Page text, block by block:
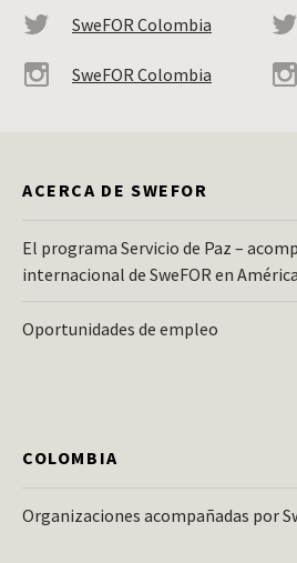
SweFOR Colombia
SweFOR Colombia
ACERCA DE SWEFOR
El programa Servicio de Paz –
internacional de SweFOR en
Oportunidades de empleo
COLOMBIA
Organizaciones acompañadas por